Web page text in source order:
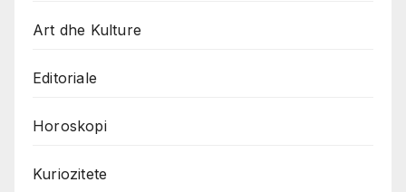
Art dhe Kulture
Editoriale
Horoskopi
Kuriozitete